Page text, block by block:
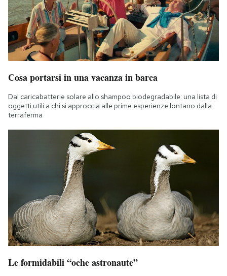
Cosa portarsi in una vacanza in barca
Dal caricabatterie solare allo shampoo biodegradabile: una lista di
oggetti utili a chi si approccia alle prime esperienze lontano dalla
terraferma
Le formidabili “oche astronaute”